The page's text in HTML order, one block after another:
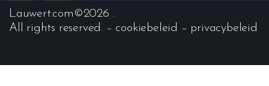
Lauwert.com ©2026 .
All rights reserved. – cookiebeleid – privacybeleid